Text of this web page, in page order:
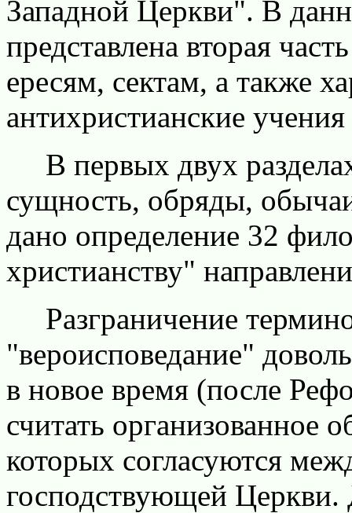
Западной Церкви". В
представлена вторая
ересям, сектам, а также
антихристианские
В первых двух разделах
сущность, обряды,
дано определение 32
христианству"
Разграничение
"вероисповедание"
в новое время (после
считать организованное
которых согласуются
господствующей